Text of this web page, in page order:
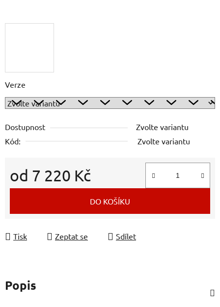
Verze
Dostupnost
Zvolte variantu
Kód:
Zvolte variantu
od 7 220 Kč
Měrná cena:
DO KOŠÍKU
Tisk Zeptat se Sdílet
Popis